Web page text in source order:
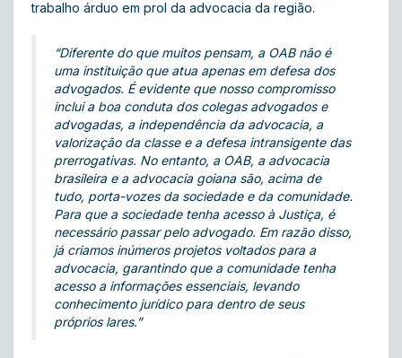
trabalho árduo em prol da advocacia da região.
“Diferente do que muitos pensam, a OAB não é
uma instituição que atua apenas em defesa dos
advogados. É evidente que nosso compromisso
inclui a boa conduta dos colegas advogados e
advogadas, a independência da advocacia, a
valorização da classe e a defesa intransigente das
prerrogativas. No entanto, a OAB, a advocacia
brasileira e a advocacia goiana são, acima de
tudo, porta-vozes da sociedade e da comunidade.
Para que a sociedade tenha acesso à Justiça, é
necessário passar pelo advogado. Em razão disso,
já criamos inúmeros projetos voltados para a
advocacia, garantindo que a comunidade tenha
acesso a informações essenciais, levando
conhecimento jurídico para dentro de seus
próprios lares.”